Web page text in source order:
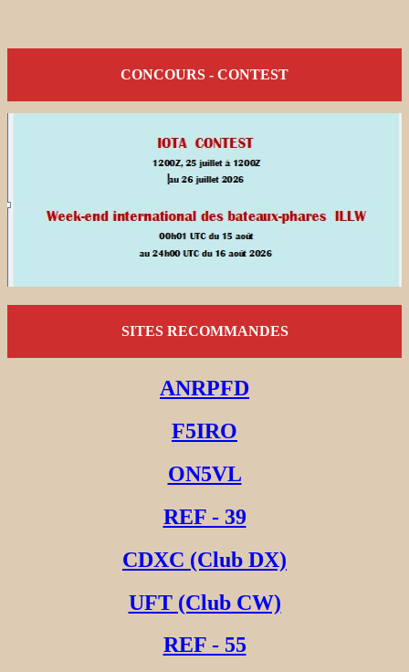
CONCOURS - CONTEST
SITES RECOMMANDES
ANRPFD
F5IRO
ON5VL
REF - 39
CDXC (Club DX)
UFT (Club CW)
REF - 55